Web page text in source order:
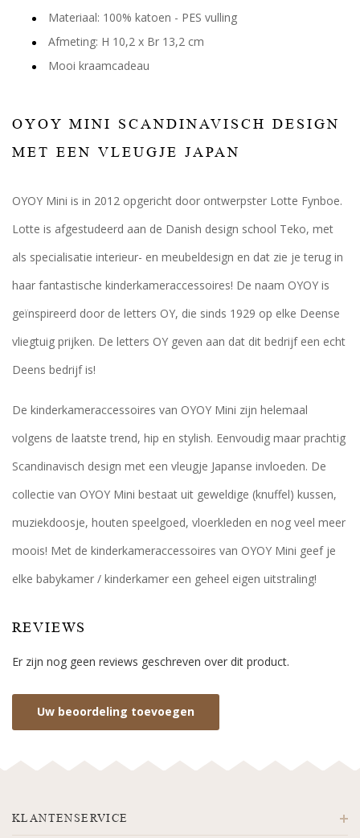
Materiaal: 100% katoen - PES vulling
Afmeting: H 10,2 x Br 13,2 cm
Mooi kraamcadeau
OYOY MINI SCANDINAVISCH DESIGN
MET EEN VLEUGJE JAPAN
OYOY Mini is in 2012 opgericht door ontwerpster Lotte Fynboe.
Lotte is afgestudeerd aan de Danish design school Teko, met
als specialisatie interieur- en meubeldesign en dat zie je terug in
haar fantastische kinderkameraccessoires! De naam OYOY is
geïnspireerd door de letters OY, die sinds 1929 op elke Deense
vliegtuig prijken. De letters OY geven aan dat dit bedrijf een echt
Deens bedrijf is!
De kinderkameraccessoires van OYOY Mini zijn helemaal
volgens de laatste trend, hip en stylish. Eenvoudig maar prachtig
Scandinavisch design met een vleugje Japanse invloeden. De
collectie van OYOY Mini bestaat uit geweldige (knuffel) kussen,
muziekdoosje, houten speelgoed, vloerkleden en nog veel meer
moois! Met de kinderkameraccessoires van OYOY Mini geef je
elke babykamer / kinderkamer een geheel eigen uitstraling!
REVIEWS
Er zijn nog geen reviews geschreven over dit product.
Uw beoordeling toevoegen
KLANTENSERVICE